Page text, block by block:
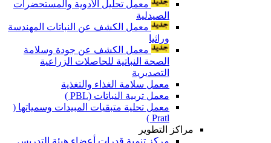
معمل تحليل الأدوية والمستحضرات
الصيدلية
معمل الكشف عن النباتات المهندسة
وراثيا
معمل الكشف عن جودة وسلامة
الصحة النباتية للحاصلات الزراعية
التصديرية
معمل سلامة الغذاء والتغذية
معمل تربية النباتات (PBL )
معمل تحلية متبقيات المبيدات وسمياتها (
Pratl )
مراكز التطوير
مركز تنمية قدرات أعضاء هيئة التدريس